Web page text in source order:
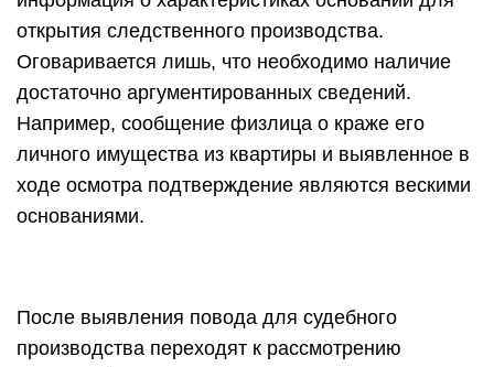
открытия следственного производства.
Оговаривается лишь, что необходимо наличие
достаточно аргументированных сведений.
Например, сообщение физлица о краже его
личного имущества из квартиры и выявленное в
ходе осмотра подтверждение являются вескими
основаниями.
После выявления повода для судебного
производства переходят к рассмотрению